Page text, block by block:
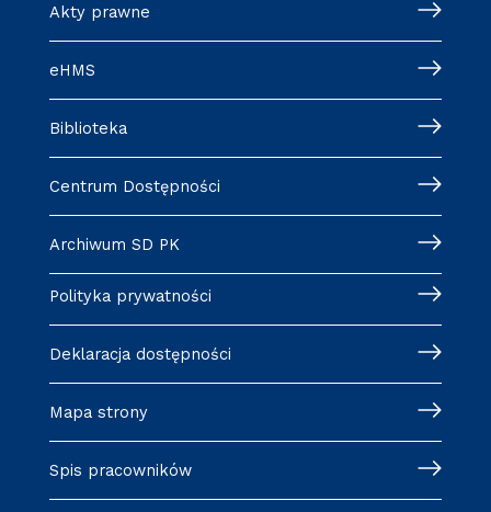
Akty prawne
eHMS
Biblioteka
Centrum Dostępności
Archiwum SD PK
Polityka prywatności
Deklaracja dostępności
Mapa strony
Spis pracowników